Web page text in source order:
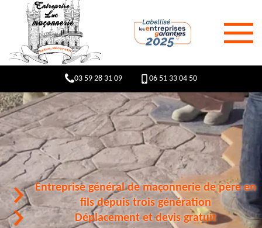
03 59 28 31 09 06 51 33 04 50
Entreprise général de maçonnerie de père en
fils depuis trois génération
Déplacement et devis gratuit